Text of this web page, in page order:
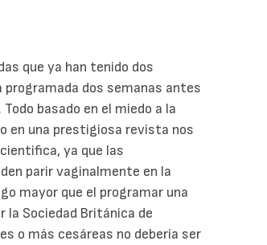
que ya han tenido dos
dos semanas antes
basado en el miedo a la
en una prestigiosa revista nos
ya que las
parir vaginalmente en la
mayor que el programar una
la Sociedad Británica de
o más cesáreas no debería ser